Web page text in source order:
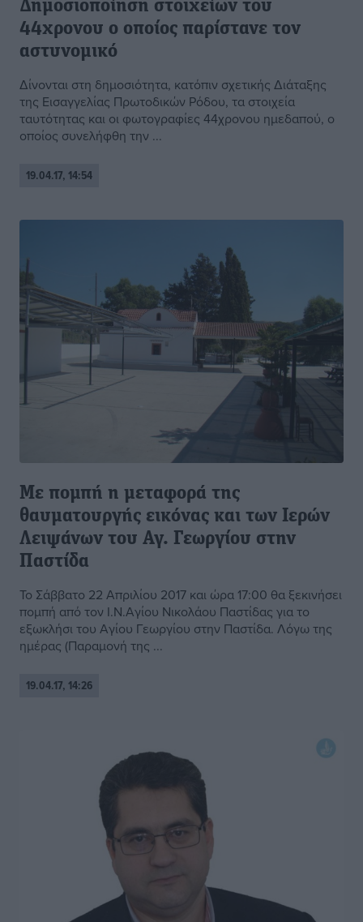
Δημοσιοποίηση στοιχείων του
44χρονου ο οποίος παρίστανε τον
αστυνομικό
Δίνονται στη δημοσιότητα, κατόπιν σχετικής Διάταξης
της Εισαγγελίας Πρωτοδικών Ρόδου, τα στοιχεία
ταυτότητας και οι φωτογραφίες 44χρονου ημεδαπού, ο
οποίος συνελήφθη την ...
19.04.17, 14:54
Με πομπή η μεταφορά της
θαυματουργής εικόνας και των Ιερών
Λειψάνων του Αγ. Γεωργίου στην
Παστίδα
Το Σάββατο 22 Απριλίου 2017 και ώρα 17:00 θα ξεκινήσει
πομπή από τον Ι.Ν.Αγίου Νικολάου Παστίδας για το
εξωκλήσι του Αγίου Γεωργίου στην Παστίδα. Λόγω της
ημέρας (Παραμονή της ...
19.04.17, 14:26